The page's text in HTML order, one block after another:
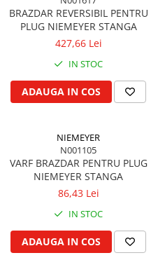
Pompe ulei motor
Pompa ulei motor
Racire motor
Palete ventilator radiator
Curele ventilator
Furtunuri radiator
Termostat apa
Intinzator de curea
Bucsa cuplare, rulment
Cutia de transfer
Bloc hidraulic monobloc
Arbore de ridicare
Cilindru hidraulic de ridicare
Bucsa, inel, oring, piese arbore
Cablu hidraulic, piese
Cutie de viteze
Ax cutie viteze
Bucsa cutie viteze
Pinion cutie viteze
Rulmenti cutie viteze
Reductor transmisie
BRAZDAR REVERSIBIL PENTRU
PLUG NIEMEYER STANGA
427,66 Lei
IN STOC
ADAUGA IN COS
NIEMEYER
N001105
VARF BRAZDAR PENTRU PLUG
NIEMEYER STANGA
86,43 Lei
IN STOC
ADAUGA IN COS